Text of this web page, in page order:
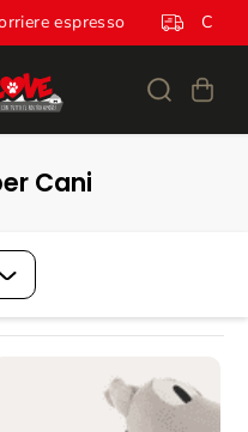
corriere espresso
Cani